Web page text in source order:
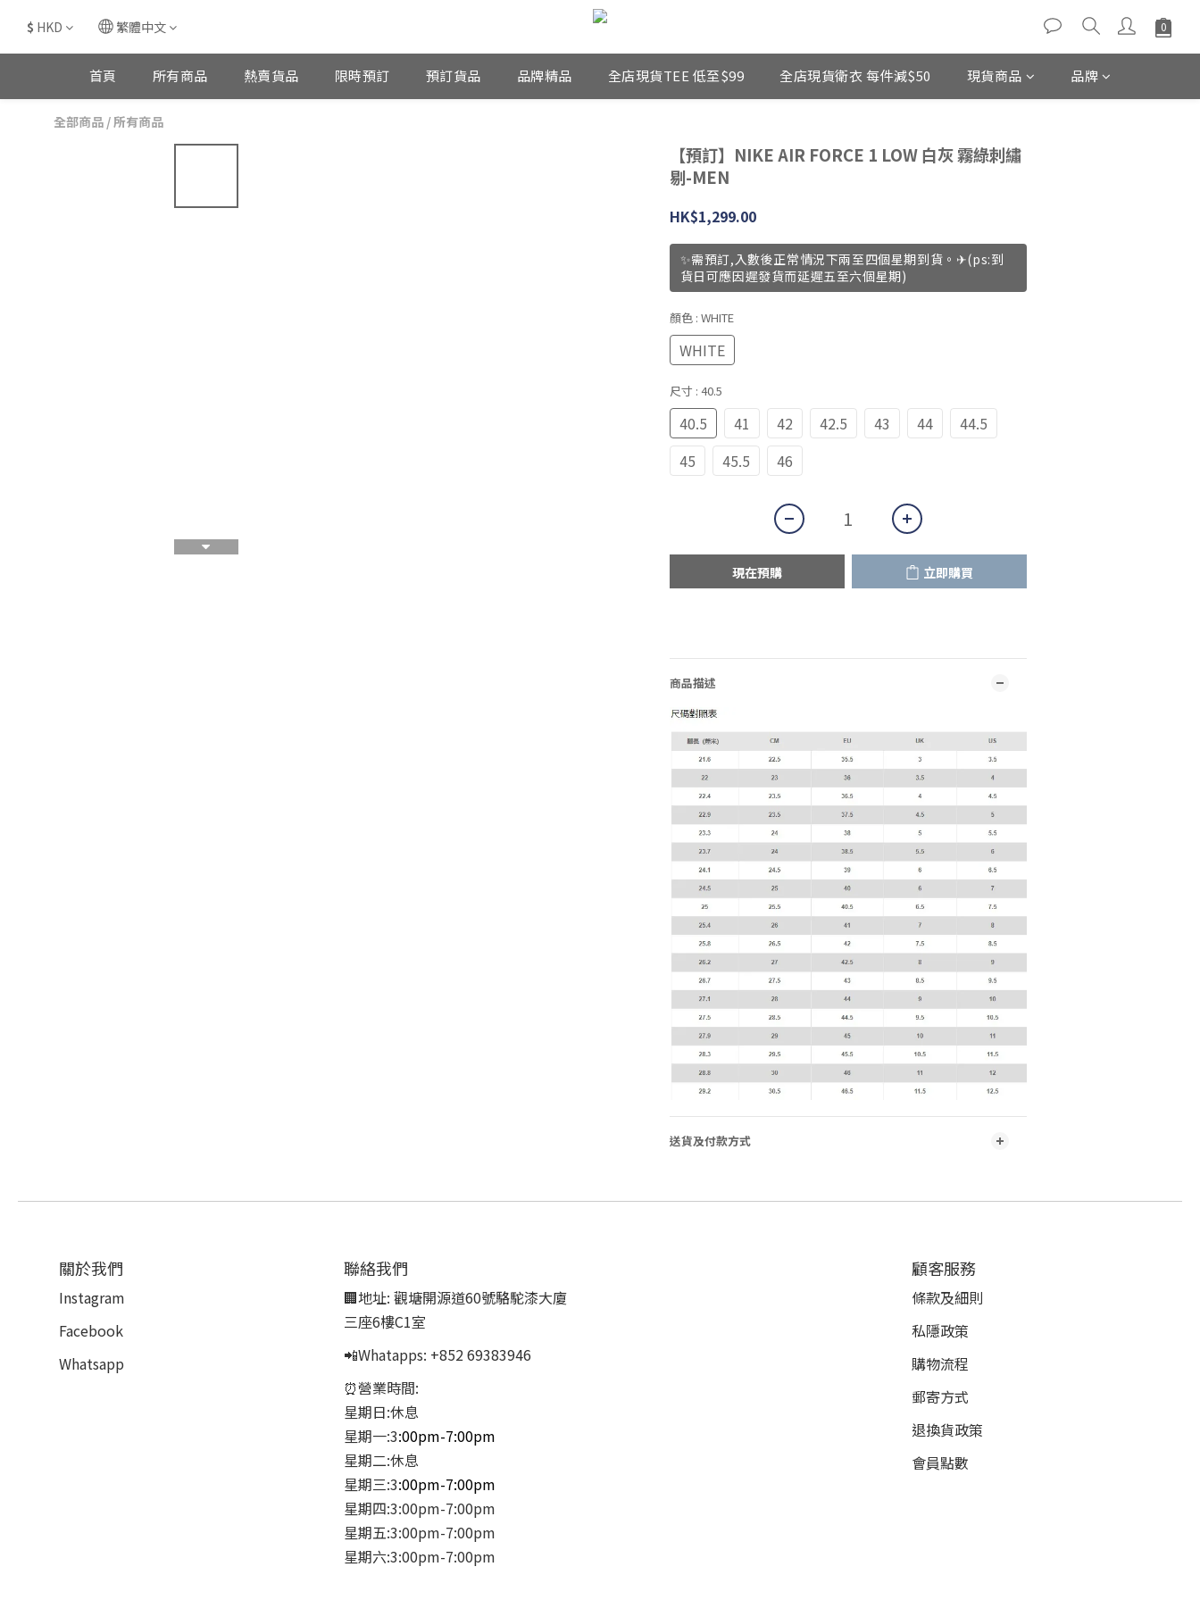
$ HKD 繁體中文
首頁 所有商品 熱賣貨品 限時預訂 預訂貨品 品牌精品 全店現貨TEE 低至$99 全店現貨衛衣 每件減$50 現貨商品 品牌
全部商品 /所有商品
【預訂】NIKE AIR FORCE 1 LOW 白灰 霧綠刺繡
剔-MEN
HK$1,299.00
✨需預訂,入數後正常情況下兩至四個星期到貨。✈(ps:到
貨日可應因遲發貨而延遲五至六個星期)
顏色 : WHITE
WHITE
尺寸 : 40.5
40.5 41 42 42.5 43 44
44.5
45
45.5 46
現在預購 立即購買
商品描述
送貨及付款方式
關於我們
Instagram
Facebook
Whatsapp
聯絡我們
🏢地址: 觀塘開源道60號駱駝漆大廈
三座6樓C1室
📲Whatapps: +852 69383946
⏰營業時間:
星期日:休息
星期一:3:00pm-7:00pm
星期二:休息
星期三:3:00pm-7:00pm
星期四:3:00pm-7:00pm
星期五:3:00pm-7:00pm
星期六:3:00pm-7:00pm
顧客服務
條款及細則
私隱政策
購物流程
郵寄方式
退換貨政策
會員點數